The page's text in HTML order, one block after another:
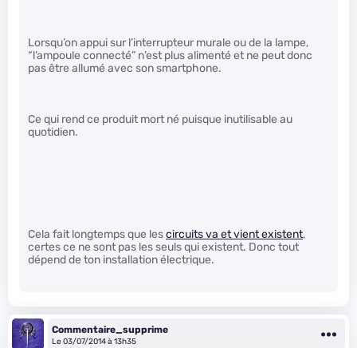
Lorsqu’on appui sur l’interrupteur murale ou de la lampe,
“l’ampoule connecté” n’est plus alimenté et ne peut donc
pas être allumé avec son smartphone.
Ce qui rend ce produit mort né puisque inutilisable au
quotidien.
Cela fait longtemps que lescircuits va et vient existent,
certes ce ne sont pas les seuls qui existent. Donc tout
dépend de ton installation électrique.
Commentaire_supprime
Le 03/07/2014 à 13h35